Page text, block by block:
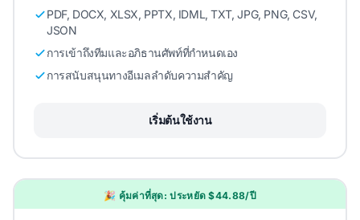
PDF, DOCX, XLSX, PPTX, IDML, TXT, JPG, PNG, CSV,
JSON
การเข้าถึงทีมและอภิธานศัพท์ที่กําหนดเอง
การสนับสนุนทางอีเมลลําดับความสําคัญ
เริ่มต้นใช้งาน
🎉 คุ้มค่าที่สุด: ประหยัด $44.88/ปี